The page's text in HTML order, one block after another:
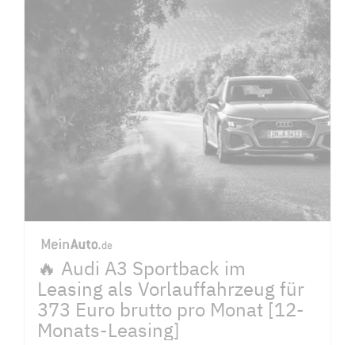
🔥 Audi A3 Sportback im
Leasing als Vorlauffahrzeug für
373 Euro brutto pro Monat [12-
Monats-Leasing]